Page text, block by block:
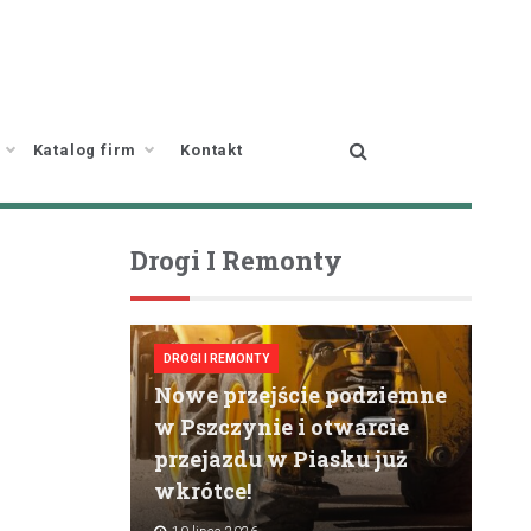
Katalog firm Kontakt
Drogi I Remonty
DROGI I REMONTY
Nowe przejście podziemne
w Pszczynie i otwarcie
przejazdu w Piasku już
wkrótce!